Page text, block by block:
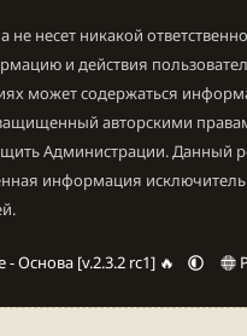
несет никакой
и действия
может содержаться
авторскими
Администрации. Данный
информация
Основа [v.2.3.2 rc1] 🔥